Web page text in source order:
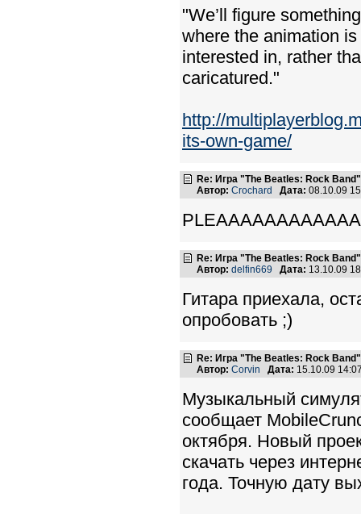
"We’ll figure
where the animation
interested in, rather
caricatured."
http://
its-own-game/
Re: Игра "The Beatles: Rock Band"
Автор: Crochard Дата: 08.10.09
Re: Игра "The Beatles: Rock Band"
Автор: delfin669 Дата: 13.10.09
Гитара приехала,
опробовать ;)
Re: Игра "The Beatles: Rock Band"
Автор: Corvin Дата: 15.10.09
Музыкальный
сообщает
октября. Новый
скачать через
года. Точную дату